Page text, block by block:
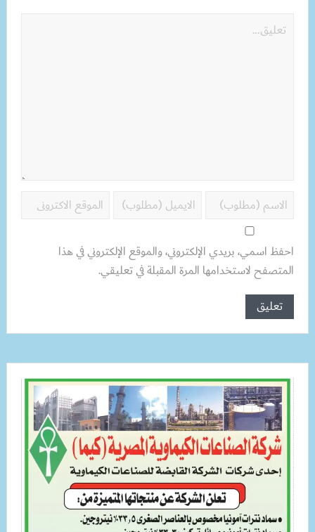
احفظ اسمي، بريدي الإلكتروني، والموقع الإلكتروني في هذا
المتصفح لاستخدامها المرة المقبلة في تعليقي.